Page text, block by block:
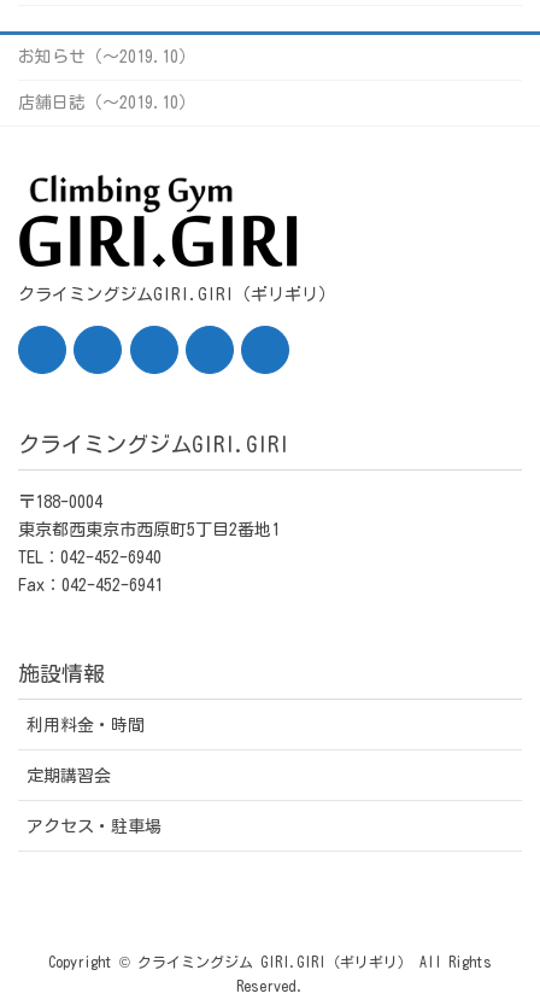
お知らせ（〜2019.10）
店舗日誌（〜2019.10）
クライミングジムGIRI.GIRI（ギリギリ）
クライミングジムGIRI.GIRI
〒188-0004
東京都西東京市西原町5丁目2番地1
TEL：042-452-6940
Fax：042-452-6941
施設情報
利用料金・時間
定期講習会
アクセス・駐車場
Copyright © クライミングジム GIRI.GIRI（ギリギリ） All Rights
Reserved.